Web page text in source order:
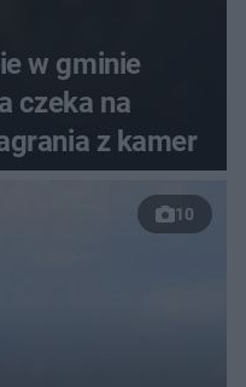
w gminie
czeka na
z kamer
10